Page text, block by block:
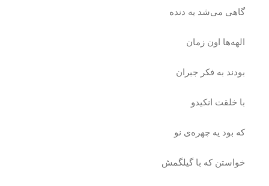
گاهی می‌شد یه دنده
الهه‌ها اون زمان
بودند به فکر جبران
با خلقت انکیدو
که بود یه چهره‌ی نو
خواستن که با گیلگمش